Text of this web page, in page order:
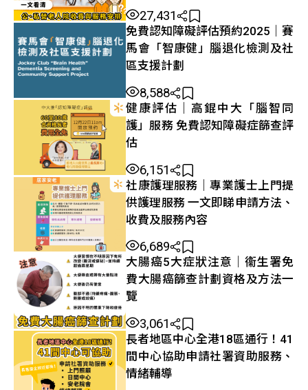
27,431
免費認知障礙評估預約2025｜賽
馬會「智康健」腦退化檢測及社
區支援計劃
8,588
健康評估｜高錕中大「腦智同
護」服務 免費認知障礙症篩查評
估
6,151
社康護理服務｜專業護士上門提
供護理服務 一文即睇申請方法、
收費及服務內容
6,689
大腸癌5大症狀注意｜衞生署免
費大腸癌篩查計劃資格及方法一
覽
3,061
長者地區中心全港18區通行！41
間中心協助申請社署資助服務、
情緒輔導